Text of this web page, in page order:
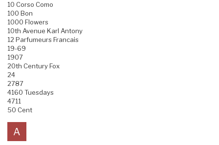
10 Corso Como
100 Bon
1000 Flowers
10th Avenue Karl Antony
12 Parfumeurs Francais
19-69
1907
20th Century Fox
24
2787
4160 Tuesdays
4711
50 Cent
A